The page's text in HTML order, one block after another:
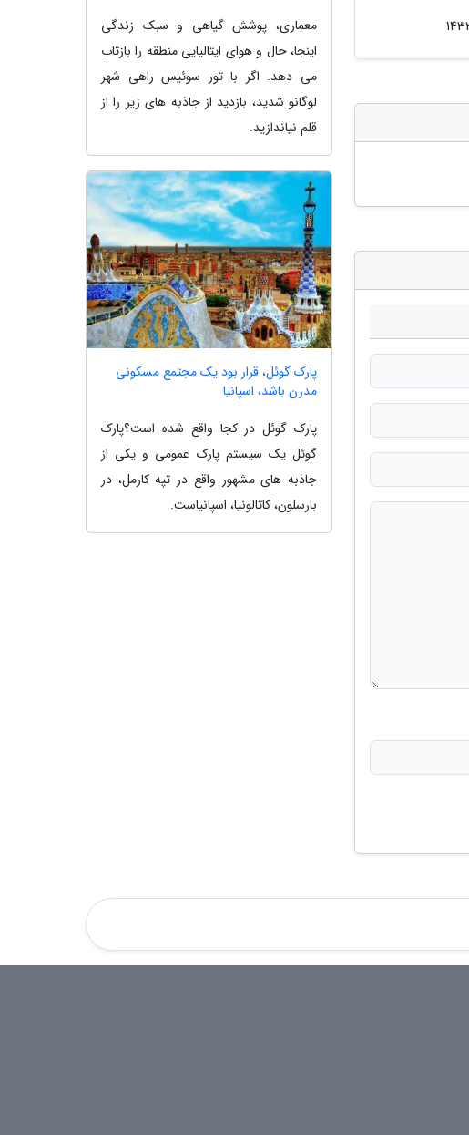
معماری، پوشش گیاهی و سبک زندگی
اینجا، حال و هوای ایتالیایی منطقه را بازتاب
می دهد. اگر با تور سوئیس راهی شهر
لوگانو شدید، بازدید از جاذبه های زیر را از
قلم نیاندازید.
پارک گوئل، قرار بود یک مجتمع مسکونی
مدرن باشد، اسپانیا
پارک گوئل در کجا واقع شده است؟پارک
گوئل یک سیستم پارک عمومی و یکی از
جاذبه های مشهور واقع در تپه کارمل، در
بارسلون، کاتالونیا، اسپانیاست.